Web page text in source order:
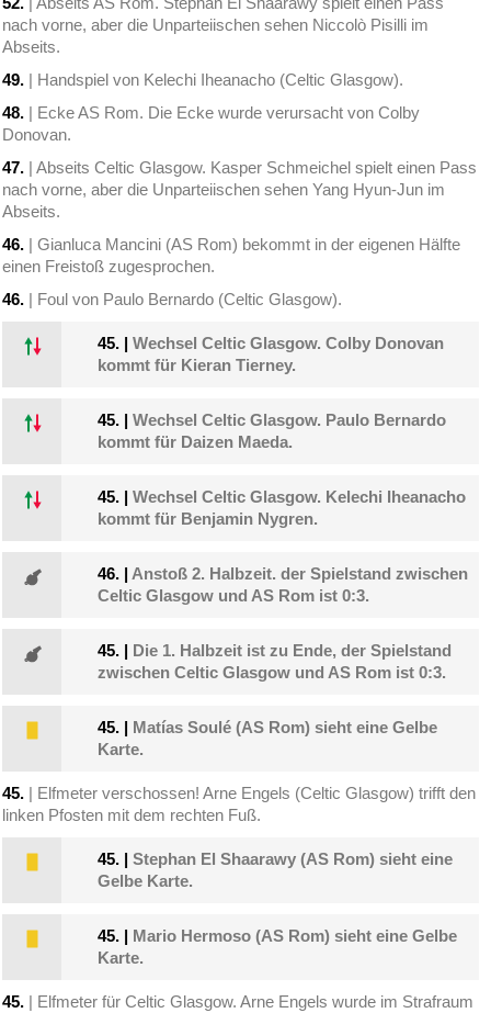
nach vorne, aber die Unparteiischen sehen Niccolò Pisilli im
Abseits.
49. | Handspiel von Kelechi Iheanacho (Celtic Glasgow).
48. | Ecke AS Rom. Die Ecke wurde verursacht von Colby
Donovan.
47. | Abseits Celtic Glasgow. Kasper Schmeichel spielt einen Pass
nach vorne, aber die Unparteiischen sehen Yang Hyun-Jun im
Abseits.
46. | Gianluca Mancini (AS Rom) bekommt in der eigenen Hälfte
einen Freistoß zugesprochen.
46. | Foul von Paulo Bernardo (Celtic Glasgow).
45. |Wechsel Celtic Glasgow. Colby Donovan
kommt für Kieran Tierney.
45. |Wechsel Celtic Glasgow. Paulo Bernardo
kommt für Daizen Maeda.
45. |Wechsel Celtic Glasgow. Kelechi Iheanacho
kommt für Benjamin Nygren.
46. | Anstoß 2. Halbzeit. der Spielstand zwischen
Celtic Glasgow und AS Rom ist 0:3.
45. | Die 1. Halbzeit ist zu Ende, der Spielstand
zwischen Celtic Glasgow und AS Rom ist 0:3.
45. | Matías Soulé (AS Rom) sieht eine Gelbe
Karte.
45. | Elfmeter verschossen! Arne Engels (Celtic Glasgow) trifft den
linken Pfosten mit dem rechten Fuß.
45. |Stephan El Shaarawy (AS Rom) sieht eine
Gelbe Karte.
45. | Mario Hermoso (AS Rom) sieht eine Gelbe
Karte.
45. | Elfmeter für Celtic Glasgow. Arne Engels wurde im Strafraum